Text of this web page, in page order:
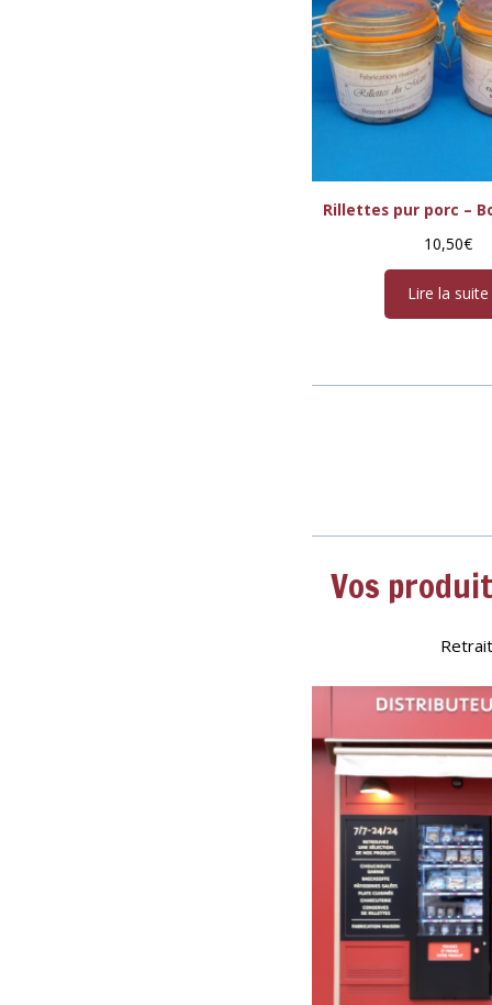
Rillettes pur porc –
10,50€
Lire la suite
Vos